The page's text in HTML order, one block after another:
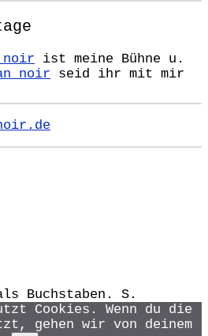
ist meine Bühne u.
seid ihr mit mir
Buchstaben. S.
Cookies. Wenn du die
gehen wir von deinem